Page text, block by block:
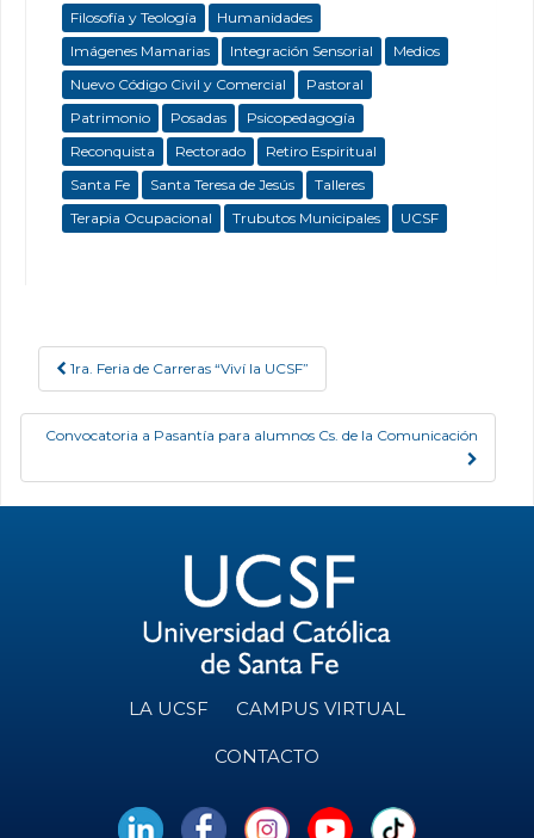
Filosofía y Teología
Humanidades
Imágenes Mamarias
Integración Sensorial
Medios
Nuevo Código Civil y Comercial
Pastoral
Patrimonio
Posadas
Psicopedagogía
Reconquista
Rectorado
Retiro Espiritual
Santa Fe
Santa Teresa de Jesús
Talleres
Terapia Ocupacional
Trubutos Municipales UCSF
Post navigation
1ra. Feria de Carreras “Viví la UCSF”
Convocatoria a Pasantía para alumnos Cs. de la Comunicación
LA UCSF CAMPUS VIRTUAL
CONTACTO